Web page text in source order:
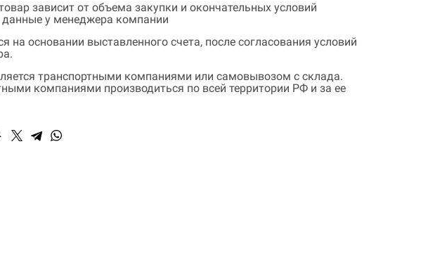
зависит от объема закупки и окончательных условий
данные у менеджера компании
на основании выставленного счета, после согласования условий
транспортными компаниями или самовывозом с склада.
компаниями производиться по всей территории РФ и за ее